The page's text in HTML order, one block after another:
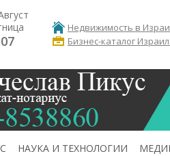
Недвижимость в
Бизнес-каталог
НАУКА И ТЕХНОЛОГИИ